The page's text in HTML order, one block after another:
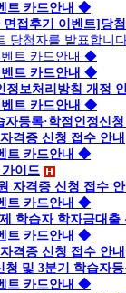
트 카드안내 ◆
접후기 이벤트]당
당첨자를 발표합니
트 카드안내 ◆
트 카드안내 ◆
정보처리방침 개정
트 카드안내 ◆
자등록·학점인정신
격증 신청 접수 안내
트 카드안내 ◆
이드
자격증 신청 접수
트 카드안내 ◆
학습자 학자금대출
트 카드안내 ◆
격증 신청 접수 안내
및 3분기 학습자
트 카드안내 ◆